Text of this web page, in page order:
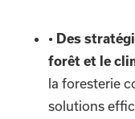
• Des
forêt et le
la foresterie
solutions